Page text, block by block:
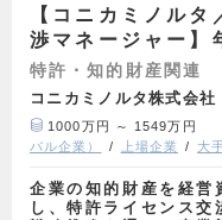
【コニカミノル
渉マネージャー
特許・知的財産関連
コニカミノルタ株式会社
1000万円 ～ 1549万円
バル企業）
上場企業 大
企業の知的財産を経営
し、特許ライセンス交